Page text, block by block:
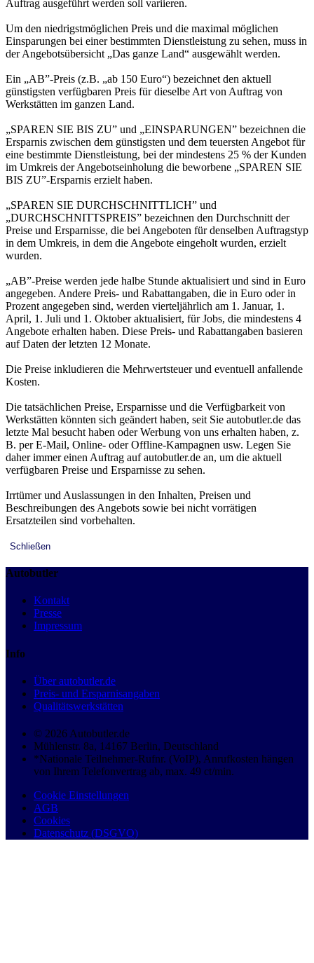
Auftrag ausgeführt werden soll variieren.
Um den niedrigstmöglichen Preis und die maximal möglichen
Einsparungen bei einer bestimmten Dienstleistung zu sehen, muss in
der Angebotsübersicht „Das ganze Land“ ausgewählt werden.
Ein „AB”-Preis (z.B. „ab 150 Euro“) bezeichnet den aktuell
günstigsten verfügbaren Preis für dieselbe Art von Auftrag von
Werkstätten im ganzen Land.
„SPAREN SIE BIS ZU” und „EINSPARUNGEN” bezeichnen die
Ersparnis zwischen dem günstigsten und dem teuersten Angebot für
eine bestimmte Dienstleistung, bei der mindestens 25 % der Kunden
im Umkreis der Angebotseinholung die beworbene „SPAREN SIE
BIS ZU”-Ersparnis erzielt haben.
„SPAREN SIE DURCHSCHNITTLICH” und
„DURCHSCHNITTSPREIS” bezeichnen den Durchschnitt der
Preise und Ersparnisse, die bei Angeboten für denselben Auftragstyp
in dem Umkreis, in dem die Angebote eingeholt wurden, erzielt
wurden.
„AB”-Preise werden jede halbe Stunde aktualisiert und sind in Euro
angegeben. Andere Preis- und Rabattangaben, die in Euro oder in
Prozent angegeben sind, werden vierteljährlich am 1. Januar, 1.
April, 1. Juli und 1. Oktober aktualisiert, für Jobs, die mindestens 4
Angebote erhalten haben. Diese Preis- und Rabattangaben basieren
auf Daten der letzten 12 Monate.
Die Preise inkludieren die Mehrwertsteuer und eventuell anfallende
Kosten.
Die tatsächlichen Preise, Ersparnisse und die Verfügbarkeit von
Werkstätten könnten sich geändert haben, seit Sie autobutler.de das
letzte Mal besucht haben oder Werbung von uns erhalten haben, z.
B. per E-Mail, Online- oder Offline-Kampagnen usw. Legen Sie
daher immer einen Auftrag auf autobutler.de an, um die aktuell
verfügbaren Preise und Ersparnisse zu sehen.
Irrtümer und Auslassungen in den Inhalten, Preisen und
Beschreibungen des Angebots sowie bei nicht vorrätigen
Ersatzteilen sind vorbehalten.
Schließen
Autobutler
Kontakt
Presse
Impressum
Info
Über autobutler.de
Preis- und Ersparnisangaben
Qualitätswerkstätten
© 2026 Autobutler.de
Mühlenstr. 8a, 14167 Berlin, Deutschland
*Nationale Teilnehmer-Rufnr. (VoIP), Anrufkosten hängen
von Ihrem Telefonvertrag ab, max. 49 ct/min.
Cookie Einstellungen
AGB
Cookies
Datenschutz (DSGVO)